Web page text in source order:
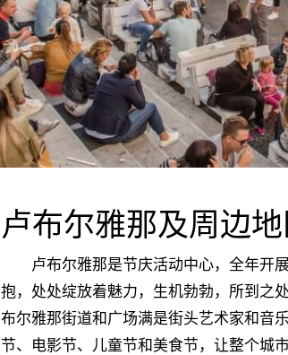
卢布尔雅那及周边
卢布尔雅那是节庆活动中心，全年开展
抱，处处绽放着魅力，生机勃勃，所到之
布尔雅那街道和广场满是街头艺术家和音
节、电影节、儿童节和美食节，让整个城